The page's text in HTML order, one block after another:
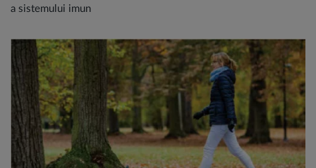
a sistemului imun